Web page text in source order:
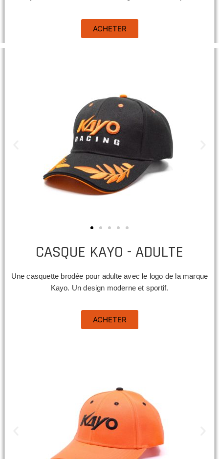
ACHETER
CASQUE KAYO - ADULTE
Une casquette brodée pour adulte avec le logo de la marque
Kayo. Un design moderne et sportif.
ACHETER